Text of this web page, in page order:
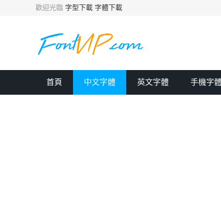
歡迎光臨 字型下載 字體下載
首頁 中文字體 英文字體 手機字